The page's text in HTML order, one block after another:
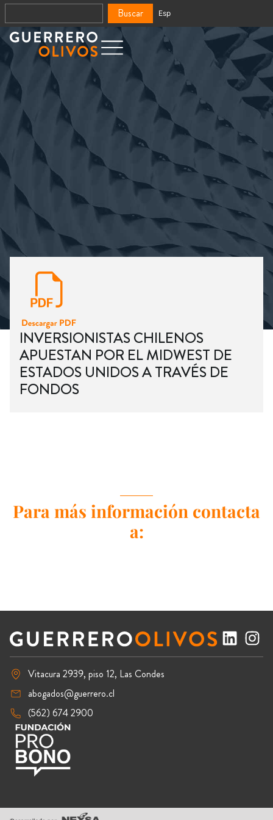
Buscar Esp
INVERSIONISTAS CHILENOS
APUESTAN POR EL MIDWEST DE
ESTADOS UNIDOS A TRAVÉS DE
FONDOS
Para más información contacta
a:
Vitacura 2939, piso 12, Las Condes
abogados@guerrero.cl
(562) 674 2900